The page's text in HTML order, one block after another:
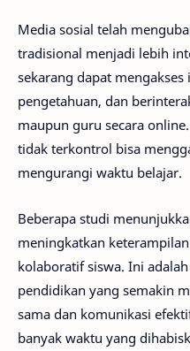
Media sosial telah
tradisional menjadi lebih
sekarang dapat
pengetahuan, dan
maupun guru secara
tidak terkontrol bisa
mengurangi waktu belajar.
Beberapa studi
meningkatkan
kolaboratif siswa. Ini
pendidikan yang semakin
sama dan komunikasi
banyak waktu yang